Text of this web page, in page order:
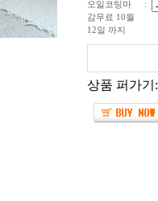
오일코팅마
감무료 10월
12일 까지
:
상품 퍼가기: